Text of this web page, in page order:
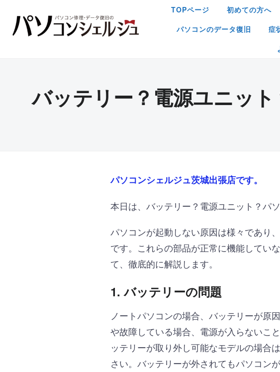
TOPページ 初めての方へ
パソコンのデータ復旧
症
バッテリー？電源ユニッ
パソコンシェルジュ茨城出張店です。
本日は、バッテリー？電源ユニット？パ
パソコンが起動しない原因は様々であり
です。これらの部品が正常に機能してい
て、徹底的に解説します。
1. バッテリーの問題
ノートパソコンの場合、バッテリーが原
や故障している場合、電源が入らないこ
ッテリーが取り外し可能なモデルの場合
さい。バッテリーが外されてもパソコン